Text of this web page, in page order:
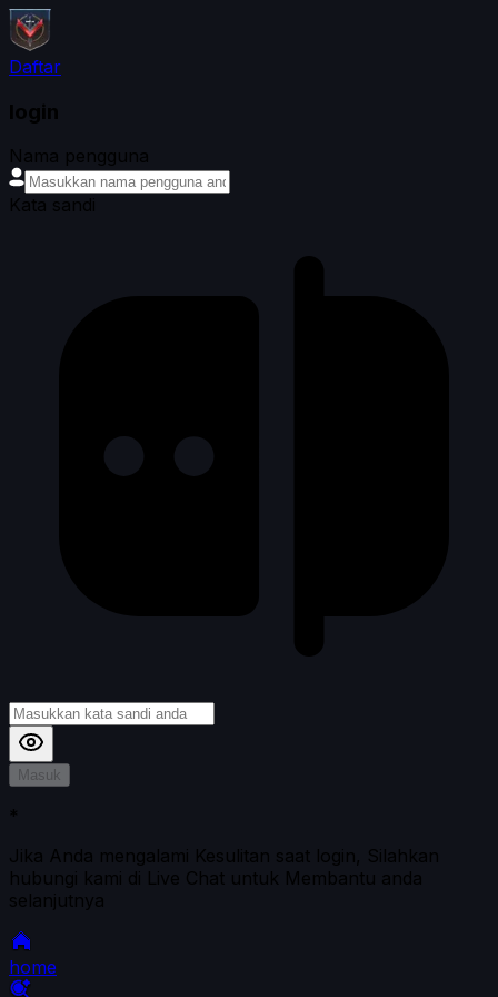
Daftar
login
Nama pengguna
Kata sandi
Masuk
*
Jika Anda mengalami Kesulitan saat login, Silahkan
hubungi kami di Live Chat untuk Membantu anda
selanjutnya
home